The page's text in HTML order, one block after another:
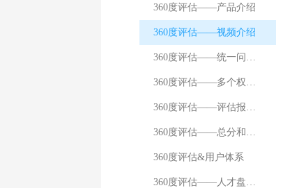
360度评估——产品介绍
360度评估——视频介绍
360度评估——统一问卷链接和二维码
360度评估——多个权重值的设置
360度评估——评估报告得分计算示例
360度评估——总分和平均分的显示规则
360度评估&用户体系
360度评估——人才盘点介绍